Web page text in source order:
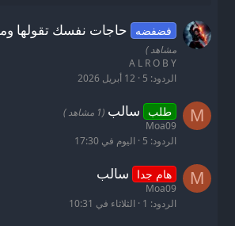
فضفضه حاجات نفسك تقولها
مشاهد )
A L R O B Y
الردود 5 12 أبريل 2026
M طلب سالب (1 مشاهد )
Moa09
الردود 5 اليوم في 17:30
M هام جدا سالب
Moa09
الردود 1 الثلاثاء في 10:31